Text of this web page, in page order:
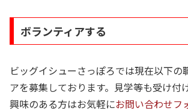
ボランティアする
ビッグイシューさっぽろでは現在以下の
アを募集しております。見学等も受け付
興味のある方はお気軽にお問い合わせフ